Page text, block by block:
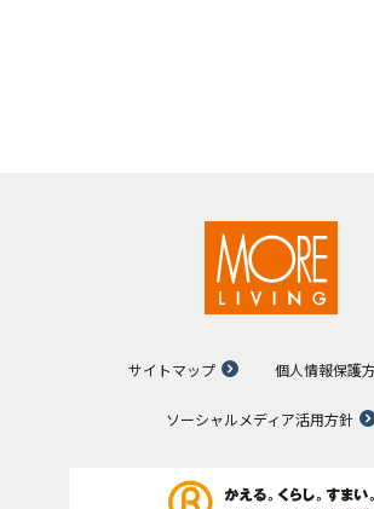
サイトマップ 個人情報保護
ソーシャルメディア活用方針